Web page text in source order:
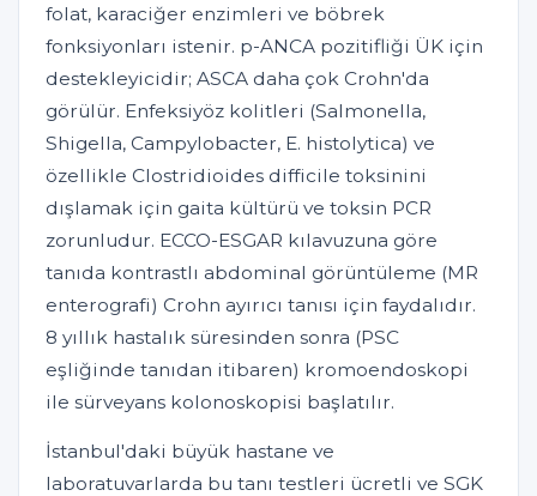
folat, karaciğer enzimleri ve böbrek
fonksiyonları istenir. p-ANCA pozitifliği ÜK için
destekleyicidir; ASCA daha çok Crohn'da
görülür. Enfeksiyöz kolitleri (Salmonella,
Shigella, Campylobacter, E. histolytica) ve
özellikle Clostridioides difficile toksinini
dışlamak için gaita kültürü ve toksin PCR
zorunludur. ECCO-ESGAR kılavuzuna göre
tanıda kontrastlı abdominal görüntüleme (MR
enterografi) Crohn ayırıcı tanısı için faydalıdır.
8 yıllık hastalık süresinden sonra (PSC
eşliğinde tanıdan itibaren) kromoendoskopi
ile sürveyans kolonoskopisi başlatılır.
İstanbul'daki büyük hastane ve
laboratuvarlarda bu tanı testleri ücretli ve SGK